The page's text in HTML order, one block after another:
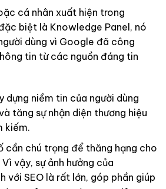
cá nhân xuất hiện trong
biệt là Knowledge Panel, nó
dùng vì Google đã công
tin từ các nguồn đáng tin
dựng niềm tin của người dùng
tăng sự nhận diện thương hiệu
kiếm.
cần chú trọng để thăng hạng cho
vậy, sự ảnh hưởng của
với SEO là rất lớn, góp phần giúp